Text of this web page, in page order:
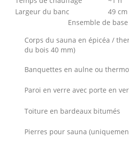
Largeur du banc
49 cm
Ensemble de
Corps du sauna en épicéa /
du bois 40 mm)
Banquettes en aulne ou
Paroi en verre avec porte en
Toiture en bardeaux bitumés
Pierres pour sauna